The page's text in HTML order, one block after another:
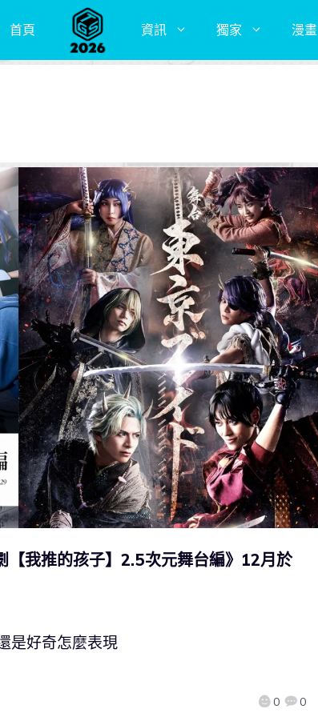
首頁 資訊 獨家 漫畫
我推的孩子】2.5次元舞台編》12月於
0 0
是好奇怎麼表現